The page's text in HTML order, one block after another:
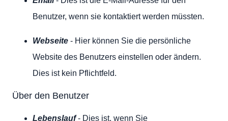
Benutzer, wenn sie kontaktiert werden müssten.
Webseite - Hier können Sie die persönliche
Website des Benutzers einstellen oder ändern.
Dies ist kein Pflichtfeld.
Über den Benutzer
Lebenslauf- Dies ist, wenn Sie